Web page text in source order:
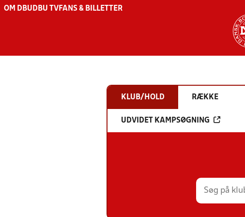
OM DBU DBU TV FANS & BILLETTER
KLUB/HOLD RÆKKE
UDVIDET KAMPSØGNING